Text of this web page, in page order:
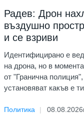
Радев: Дрон
въздушно
и се взриви
Идентифицирано е
на дрона, но в
от "Гранична
установяват какъв е
Политика